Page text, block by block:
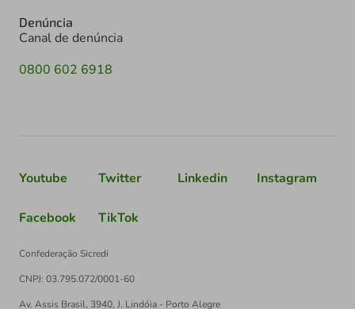
Denúncia
Canal de denúncia
0800 602 6918
Youtube Twitter Linkedin Instagram
Facebook TikTok
Confederação Sicredi
CNPJ: 03.795.072/0001-60
Av. Assis Brasil, 3940, J. Lindóia - Porto Alegre